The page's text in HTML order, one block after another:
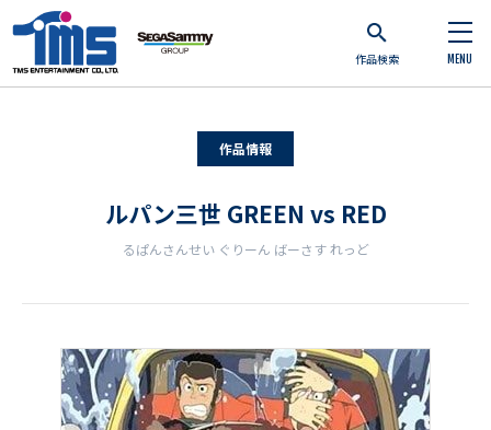
作品検索 MENU
作品情報
ルパン三世 GREEN vs RED
るぱんさんせい ぐりーん ばーさす れっど